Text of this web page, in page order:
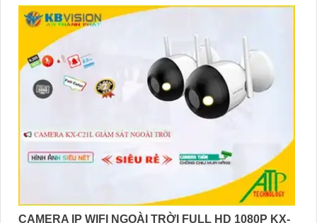
người chính xác
CAMERA IP WIFI NGOÀI TRỜI FULL HD 1080P KX-